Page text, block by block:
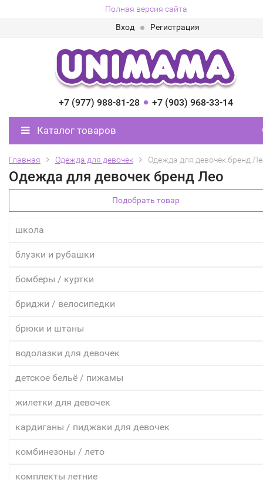
Полная версия сайта
Вход
Регистрация
+7 (977) 988-81-28 +7 (903) 968-33-14
Каталог товаров
Главная Одежда для девочек Одежда для девочек бренд
Одежда для девочек бренд Лео
Подобрать товар
школа
блузки и рубашки
бомберы / куртки
бриджи / велосипедки
брюки и штаны
водолазки для девочек
детское бельё / пижамы
жилетки для девочек
кардиганы / пиджаки для девочек
комбинезоны / лето
комплекты летние